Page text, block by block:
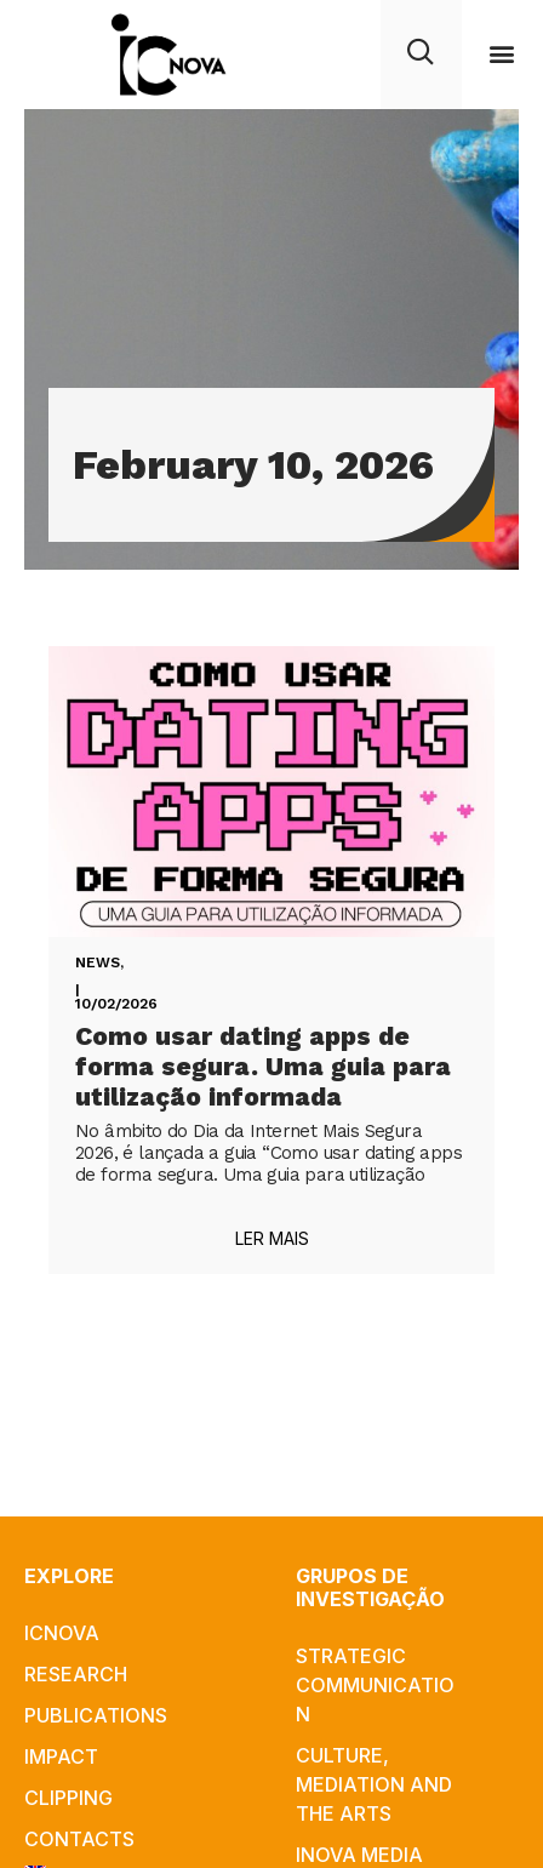
February 10, 2026
NEWS,
|
10/02/2026
Como usar dating apps de
forma segura. Uma guia para
utilização informada
No âmbito do Dia da Internet Mais Segura
2026, é lançada a guia “Como usar dating apps
de forma segura. Uma guia para utilização
LER MAIS
EXPLORE
ICNOVA
RESEARCH
PUBLICATIONS
IMPACT
CLIPPING
CONTACTS
GRUPOS DE
INVESTIGAÇÃO
STRATEGIC
COMMUNICATIO
N
CULTURE,
MEDIATION AND
THE ARTS
INOVA MEDIA